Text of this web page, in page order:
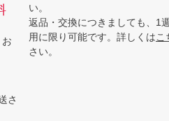
さ
い。
返品・交換につきましても、1
用に限り可能です。詳しくはこ
さい。